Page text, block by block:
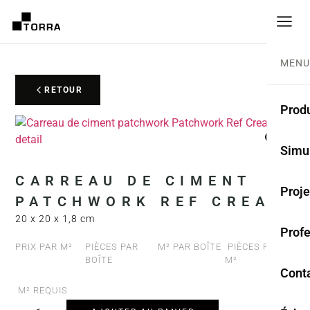
MENU
RETOUR
CARREAU DE CIMENT
PATCHWORK REF CREAM
20 x 20 x 1,8 cm
PRIX PAR M²
PIÈCES PAR
BOÎTE
M² PAR BOÎTE
PIÈCES PAR
M²
M² REQUIS